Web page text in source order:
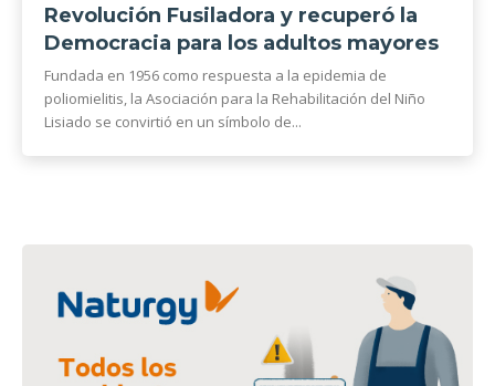
Revolución Fusiladora y recuperó la
Democracia para los adultos mayores
Fundada en 1956 como respuesta a la epidemia de
poliomielitis, la Asociación para la Rehabilitación del Niño
Lisiado se convirtió en un símbolo de...